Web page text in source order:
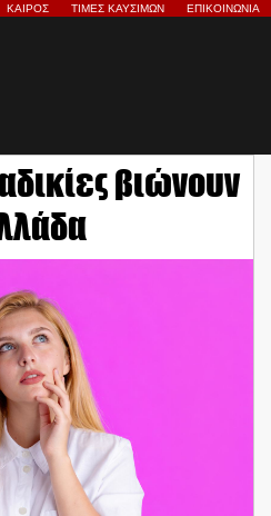
ΚΑΙΡΟΣ ΤΙΜΕΣ ΚΑΥΣΙΜΩΝ ΕΠΙΚΟΙΝΩΝΙΑ
βιώνουν